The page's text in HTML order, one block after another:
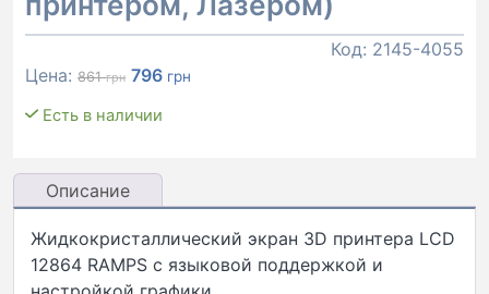
Код: 2145-4055
Цена:861грн Первоначальная
составляла
796 грн
Есть в наличии
Описание
Жидкокристаллический экран 3D принтера LCD
12864 RAMPS с языковой поддержкой и